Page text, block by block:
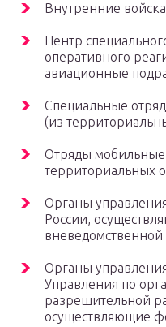
Внутренние
Центр
оперативного
авиационные
Специальные
(из
Отряды мобильные
территориальных
Органы
России,
Органы
Управления по
разрешительной
осуществляющие